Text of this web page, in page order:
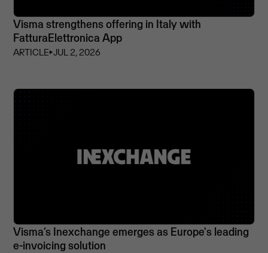
Visma strengthens offering in Italy with
FatturaElettronica App
ARTICLE⏵JUL 2, 2026
Visma’s Inexchange emerges as Europe's leading
e-invoicing solution